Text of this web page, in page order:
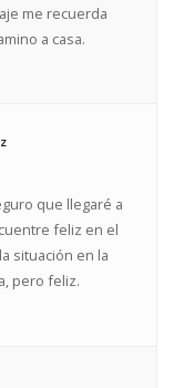
me recuerda
a casa.
que llegaré a
feliz en el
situación en la
pero feliz.